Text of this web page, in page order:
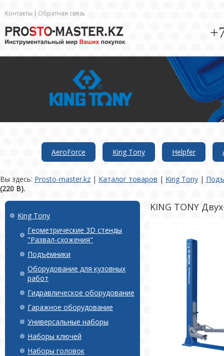
Контакты Обратная связь
AeroForce King Tony Helpfer
Вы здесь: Prosto-master.kz | Каталог товаров | King Tony |
(220 В).
King Tony
Геометрические 3D стенды
"Развал-схожения"
Подъёмники
Оборудование для кузовных
работ
Гидравлическое оборудование
Гаражное оборудование
Универсальные наборы
Наборы ключей
Наборы головок
KING TONY